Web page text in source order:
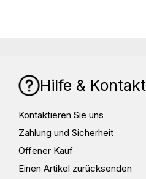
Hilfe & Kontakt
Kontaktieren Sie uns
Zahlung und Sicherheit
Offener Kauf
Einen Artikel zurücksenden